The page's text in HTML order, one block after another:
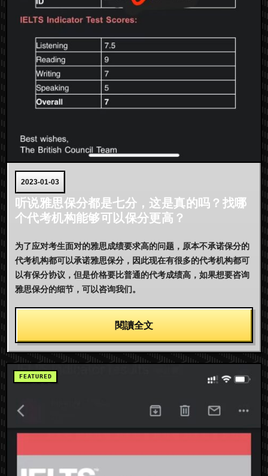
2023-01-03
听说雅思保分都是七分，这是真的吗？找哪
个代考机构能够可以保分更高？
为了应对考生面对的雅思成绩要求高的问题，原本不承诺保分的
代考机构都可以承诺雅思保分，因此现在有很多的代考机构都可
以有保分协议，但是价格要比普通的代考成绩高，如果想要咨询
雅思保分的细节，可以咨询我们。
閱讀全文